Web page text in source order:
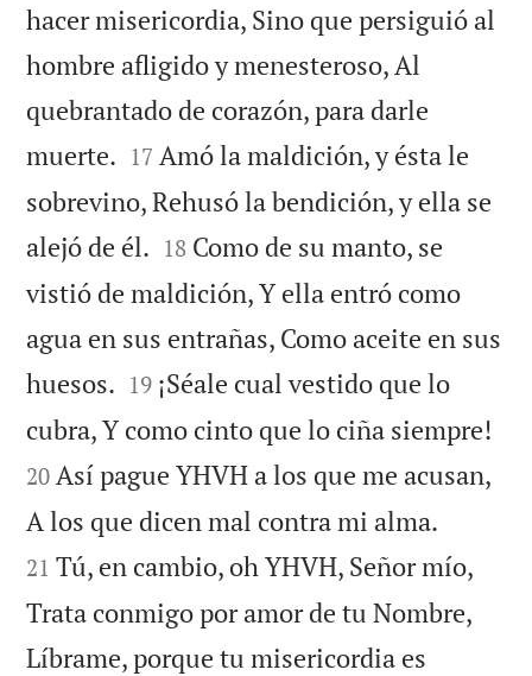
hacer misericordia, Sino que persiguió al
hombre afligido y menesteroso, Al
quebrantado de corazón, para darle
muerte. 

17 Amó la maldición, y ésta le
sobrevino, Rehusó la bendición, y ella se
alejó de él. 

18 Como de su manto, se
vistió de maldición, Y ella entró como
agua en sus entrañas, Como aceite en sus
huesos. 

19 ¡Séale cual vestido que lo
cubra, Y como cinto que lo ciña siempre!
20 Así pague YHVH a los que me acusan,
A los que dicen mal contra mi alma.
21 Tú, en cambio, oh YHVH, Señor mío,
Trata conmigo por amor de tu Nombre,
Líbrame, porque tu misericordia es